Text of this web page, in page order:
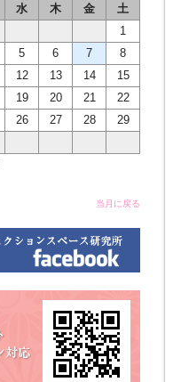
水 木 金
土
1
5 6 7
8
12 13 14
15
19 20 21
22
26 27 28
29
当月に戻る